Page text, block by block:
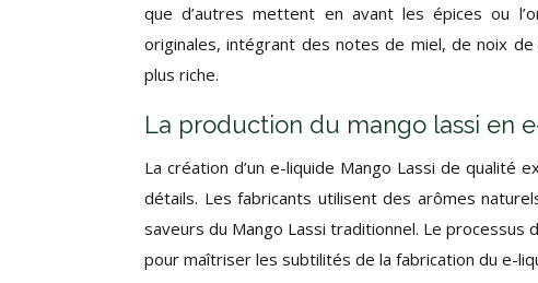
que d’autres mettent en avant les épices ou
originales, intégrant des notes de miel, de noix
plus riche.
La production du mango lassi en
La création d’un e-liquide Mango Lassi de qualité
détails. Les fabricants utilisent des arômes
saveurs du Mango Lassi traditionnel. Le
pour maîtriser les subtilités de la fabrication du e-